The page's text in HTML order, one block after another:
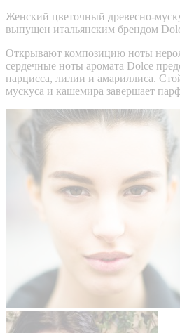
Женский цветочный древесно-
выпущен итальянским брендом
Открывают композицию ноты
сердечные ноты аромата Dolce
нарцисса, лилии и амариллиса.
мускуса и кашемира завершает